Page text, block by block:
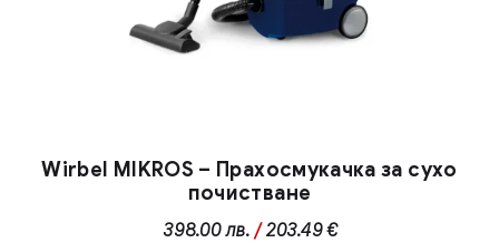
Wirbel MIKROS – Прахосмукачка за сухо
почистване
398.00лв. /203.49 €